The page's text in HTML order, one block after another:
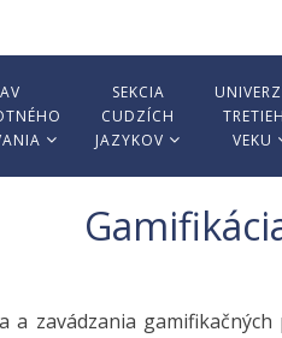
SEKCIA
CUDZÍCH
JAZYKOV
VEKU
a zavádzania